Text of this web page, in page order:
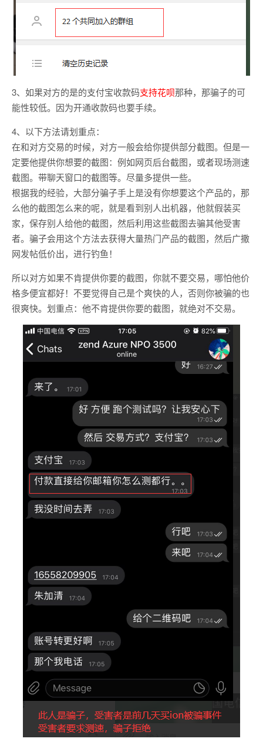
3、如果对方的是的支付宝收款码支持花呗那种，那骗子的可
能性较低。因为开通收款码也要手续。
4、以下方法请划重点：
在和对方交易的时候，对方一般会给你提供部分截图。但是一
定要他提供你想要的截图：例如网页后台截图，或者现场测速
截图。带聊天窗口的截图等。尽量多提供一些。
根据我的经验，大部分骗子手上是没有你想要这个产品的，那
么他的截图怎么来的呢，就是看到别人出机器，他就假装买
家，保存别人给他的截图，然后利用这些截图去骗其他受害
者。骗子会用这个方法去获得大量热门产品的截图，然后广撒
网发帖低价出，进行钓鱼！
所以对方如果不肯提供你要的截图，你就不要交易，哪怕他价
格多便宜都好！不要觉得自己是个爽快的人，否则你被骗的也
很爽快。划重点：他不肯提供你要的截图，就绝对不交易。